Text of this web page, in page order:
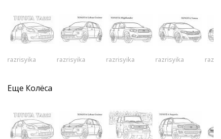
razrisyika razrisyika razrisyika razrisyika
Еще Колёса